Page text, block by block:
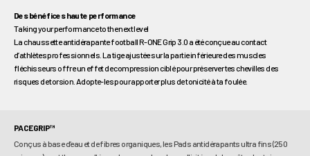
Des bénéfices haute performance
Taking your performance to the next level
La chaussette antidérapante football R-ONE Grip 3.0 a été conçue au contact
d’athlètes professionnels. La tige ajustée sur la partie inférieure des muscles
fléchisseurs offre un effet de compression ciblé pour préserver tes chevilles des
risques de torsion. Adopte-les pour apporter plus de tonicité à ta foulée.
PACEGRIP™
Conçus à base d’eau et de fibres organiques, les Pads antidérapants ultra fins (250